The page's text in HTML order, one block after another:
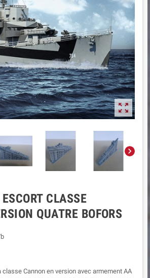


CLASSE
QUATRE BOFORS
classe Cannon en version avec armement AA